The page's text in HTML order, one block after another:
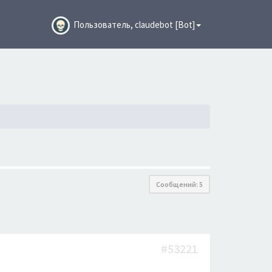
Пользователь, claudebot [Bot]
Сообщений: 5
#53221